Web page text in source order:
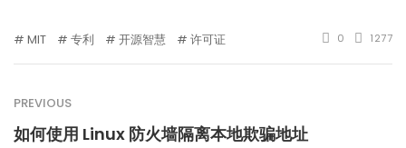
MIT 专利 开源智慧 许可证 0 1277
PREVIOUS
如何使用 Linux 防火墙隔离本地欺骗地址